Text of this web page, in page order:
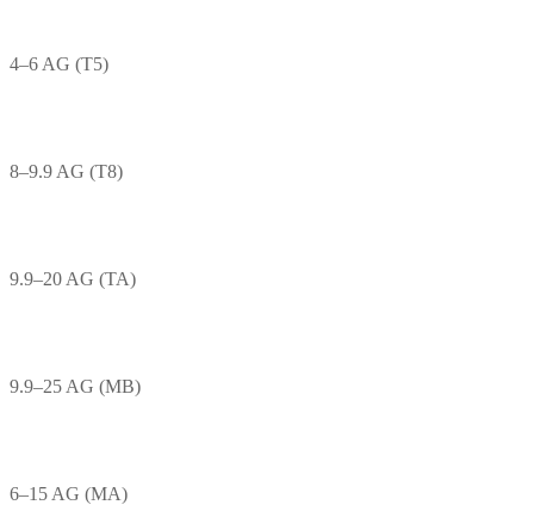
4–6 AG (T5)
8–9.9 AG (T8)
9.9–20 AG (TA)
9.9–25 AG (MB)
6–15 AG (MA)